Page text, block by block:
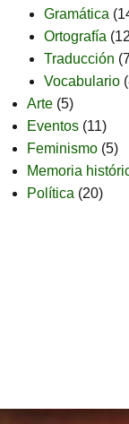
Gramática
Ortografía
Traducción
Vocabulario
Arte(5)
Eventos(11)
Feminismo(5)
Memoria
Política (20)